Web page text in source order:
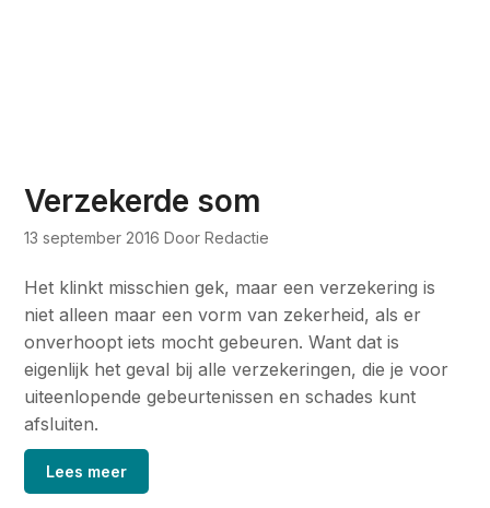
Verzekerde som
13 september 2016 Door Redactie
Het klinkt misschien gek, maar een verzekering is
niet alleen maar een vorm van zekerheid, als er
onverhoopt iets mocht gebeuren. Want dat is
eigenlijk het geval bij alle verzekeringen, die je voor
uiteenlopende gebeurtenissen en schades kunt
afsluiten.
Lees meer